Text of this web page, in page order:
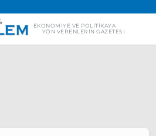
EKONOMIYE VE POLITIKAYA
YÖN VERENLERIN GAZETESI